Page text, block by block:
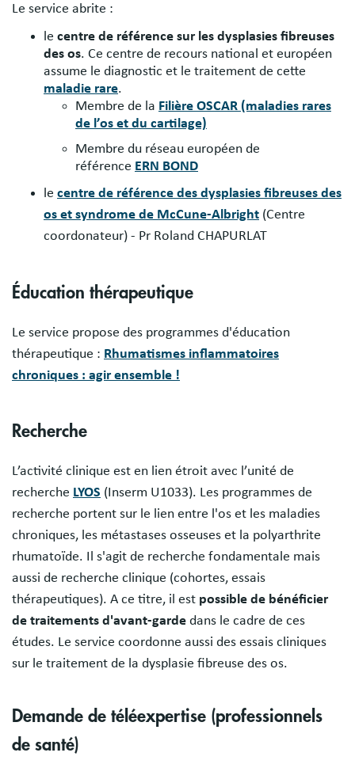
Le service abrite :
le centre de référence sur les dysplasies fibreuses
des os. Ce centre de recours national et européen
assume le diagnostic et le traitement de cette
maladie rare.
Membre de la Filière OSCAR (maladies rares
de l’os et du cartilage)
Membre du réseau européen de
référence ERN BOND
le centre de référence des dysplasies fibreuses des
os et syndrome de McCune-Albright (Centre
coordonateur) - Pr Roland CHAPURLAT
Éducation thérapeutique
Le service propose des programmes d'éducation
thérapeutique : Rhumatismes inflammatoires
chroniques : agir ensemble !
Recherche
L’activité clinique est en lien étroit avec l’unité de
recherche LYOS (Inserm U1033). Les programmes de
recherche portent sur le lien entre l'os et les maladies
chroniques, les métastases osseuses et la polyarthrite
rhumatoïde. Il s'agit de recherche fondamentale mais
aussi de recherche clinique (cohortes, essais
thérapeutiques). A ce titre, il est possible de bénéficier
de traitements d'avant-garde dans le cadre de ces
études. Le service coordonne aussi des essais cliniques
sur le traitement de la dysplasie fibreuse des os.
Demande de téléexpertise (professionnels
de santé)